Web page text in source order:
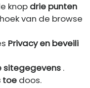
knop drie punten
van de browse
Privacy en beveili
sitegegevens .
toe doos.